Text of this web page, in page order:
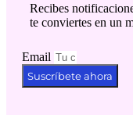
Recibes
te conviertes en un
Email
Suscríbete ahora